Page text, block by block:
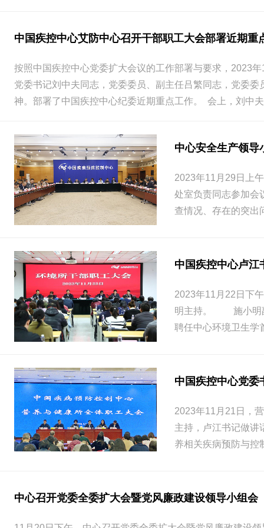
中国疾控中心艾防中心召开干部职工大会部署近期重
按照中国疾控中心党委扩大会议的工作部署与要求，2023
党委书记刘中夫同志，党委委员、副主任吕繁同志，党委
神。部署了中国疾控中心纪委近期重点工作。 会上，刘中
中心安全生产领导
2023年11月29日上
处室负责同志参加会
查情况、存在的突
中国疾控中心卢江
2023年11月22日下
明主持。 施小明副
聘任中心环境卫生
中国疾控中心党委
2023年11月21日，
主持，卢江书记做
养相关疾病预防与控
中心召开党委全委扩大会暨党风廉政建设领导小组会